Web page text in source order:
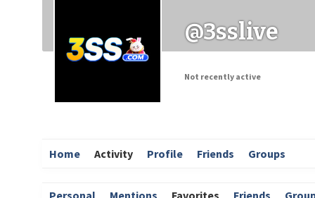
@3sslive
Not recently active
Home Activity Profile Friends Groups
Personal Mentions Favorites Friends